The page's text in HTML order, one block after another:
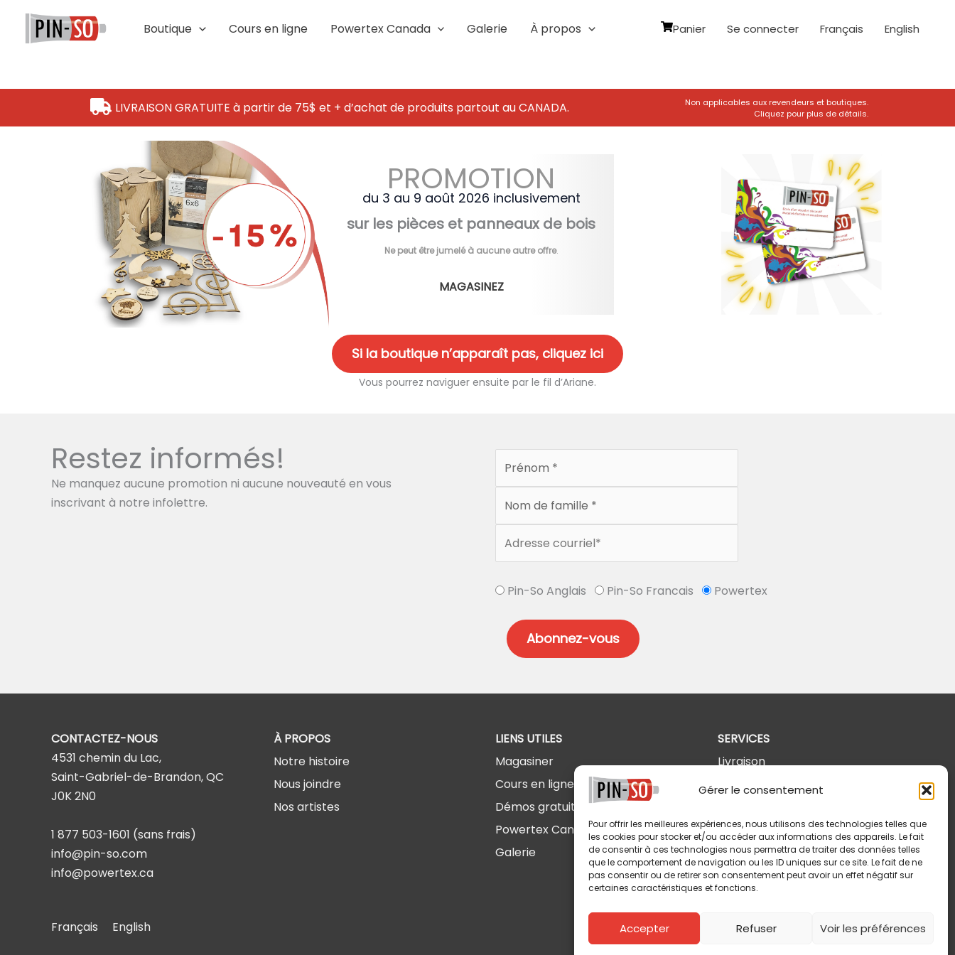
Gérer le consentement
Pour offrir les meilleures expériences, nous utilisons des technologies telles que
les cookies pour stocker et/ou accéder aux informations des appareils. Le fait
de consentir à ces technologies nous permettra de traiter des données telles
que le comportement de navigation ou les ID uniques sur ce site. Le fait de ne
pas consentir ou de retirer son consentement peut avoir un effet négatif sur
certaines caractéristiques et fonctions.
Accepter Refuser Voir les préférences
contenu
Boutique Cours en ligne Powertex Canada Galerie À propos Panier Se connecter Français English
LIVRAISON GRATUITE à partir de 75$ et + d’achat de produits partout au CANADA.
Non applicables aux revendeurs et boutiques.
Cliquez pour plus de détails.
PROMOTION
du 3 au 9 août 2026 inclusivement
sur les pièces et panneaux de bois
Ne peut être jumelé à aucune autre offre.
MAGASINEZ
Si la boutique n’apparaît pas, cliquez ici
Vous pourrez naviguer ensuite par le fil d’Ariane.
Restez informés!
Ne manquez aucune promotion ni aucune nouveauté en vous
inscrivant à notre infolettre.
Pin-So Anglais Pin-So Francais Powertex
CONTACTEZ-NOUS
4531 chemin du Lac,
Saint-Gabriel-de-Brandon, QC
J0K 2N0
1 877 503-1601 (sans frais)
info@pin-so.com
info@powertex.ca
À PROPOS
Notre histoire
Nous joindre
Nos artistes
LIENS UTILES
Magasiner
Cours en ligne
Démos gratuites
Powertex Canada
Galerie
SERVICES
Livraison
Retours et annulations
Modalités d'utilisation
Français English Copyright © 2026 Pin-So inc. Tous droits réservés.